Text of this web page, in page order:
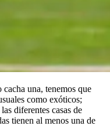
una, tenemos que
como exóticos;
diferentes casas de
tienen al menos una de